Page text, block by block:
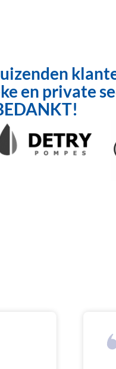
en private